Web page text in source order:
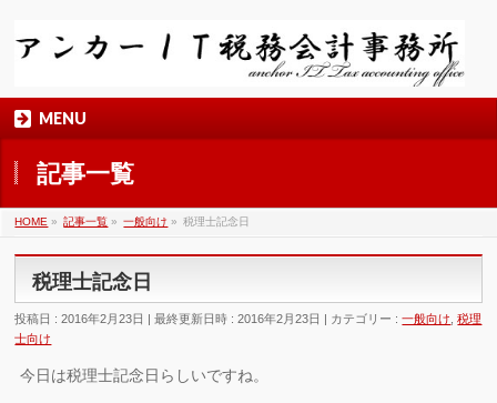
MENU
記事一覧
HOME » 記事一覧 » 一般向け » 税理士記念日
税理士記念日
投稿日 : 2016年2月23日 最終更新日時 : 2016年2月23日 カテゴリー :一般向け ,税理
士向け
今日は税理士記念日らしいですね。